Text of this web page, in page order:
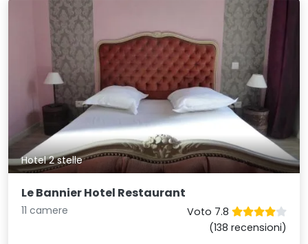
Hotel 2 stelle
Le Bannier Hotel Restaurant
11 camere
Voto 7.8
(138 recensioni)